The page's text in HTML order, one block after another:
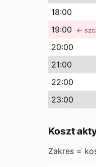
18:00
19:00 ←
20:00
21:00
22:00
23:00
Koszt
Zakres =